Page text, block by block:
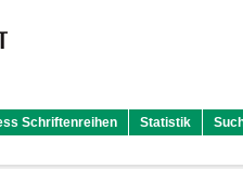
Schriftenreihen Statistik